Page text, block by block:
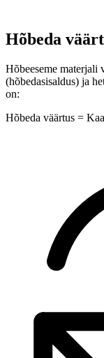
Hõbeda
Hõbeeseme materjali
(hõbedasisaldus) ja
on:
Hõbeda väärtus =